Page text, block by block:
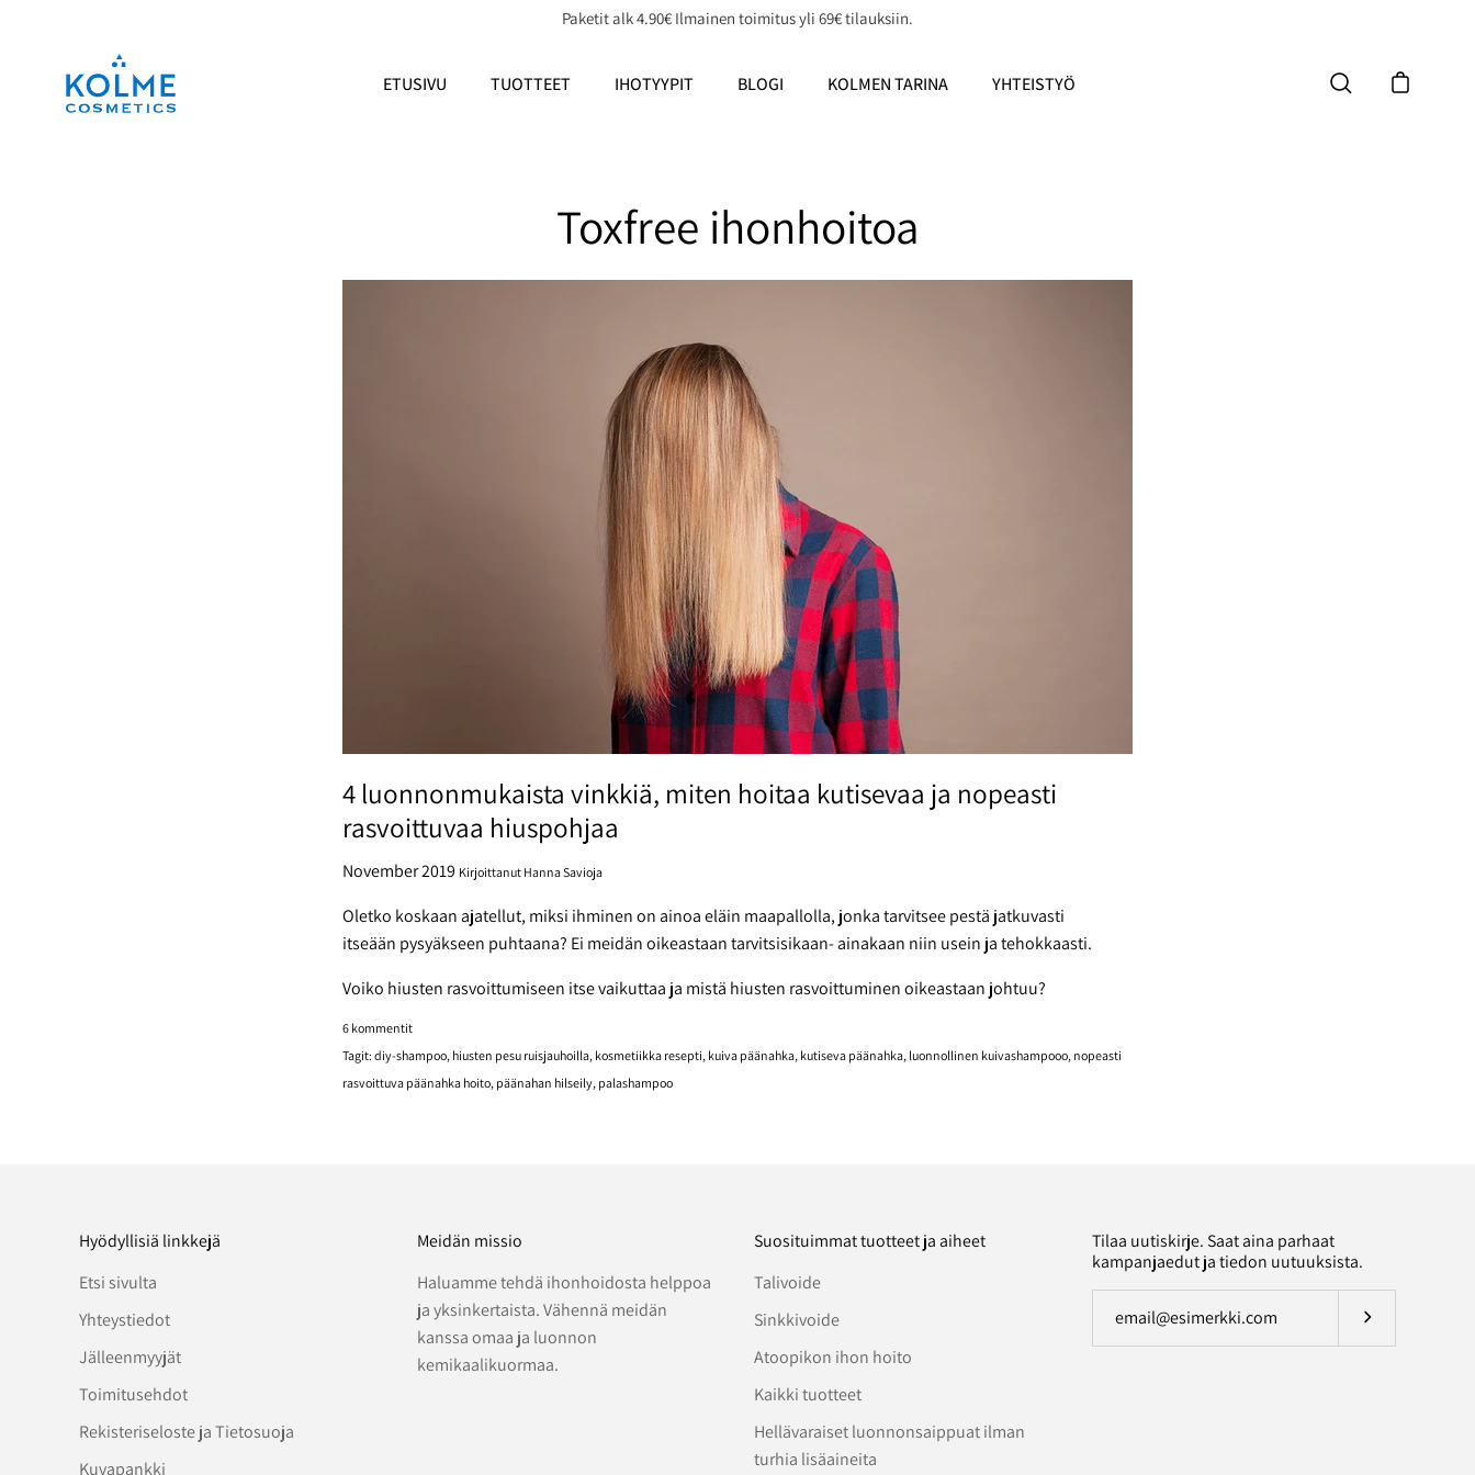
Paketit alk 4.90€ Ilmainen toimitus yli 69€ tilauksiin.
ETUSIVU TUOTTEET IHOTYYPIT BLOGI KOLMEN TARINA YHTEISTYÖ
Avaa hakupalkki
Avaa
Toxfree ihonhoitoa
4 luonnonmukaista vinkkiä, miten hoitaa kutisevaa ja nopeasti
rasvoittuvaa hiuspohjaa
November 2019 Kirjoittanut Hanna Savioja
Oletko koskaan ajatellut, miksi ihminen on ainoa eläin maapallolla, jonka tarvitsee pestä jatkuvasti
itseään pysyäkseen puhtaana? Ei meidän oikeastaan tarvitsisikaan- ainakaan niin usein ja tehokkaasti.
Voiko hiusten rasvoittumiseen itse vaikuttaa ja mistä hiusten rasvoittuminen oikeastaan johtuu?
6 kommentit
Tagit: diy-shampoo hiusten pesu ruisjauhoilla kosmetiikka resepti kuiva päänahka kutiseva päänahka luonnollinen kuivashampooo nopeasti
rasvoittuva päänahka hoito päänahan hilseily palashampoo
Hyödyllisiä linkkejä
Etsi sivulta
Yhteystiedot
Jälleenmyyjät
Toimitusehdot
Rekisteriseloste ja Tietosuoja
Kuvapankki
Meidän missio
Haluamme tehdä ihonhoidosta helppoa
ja yksinkertaista. Vähennä meidän
kanssa omaa ja luonnon
kemikaalikuormaa.
Suosituimmat tuotteet ja aiheet
Talivoide
Sinkkivoide
Atoopikon ihon hoito
Kaikki tuotteet
Hellävaraiset luonnonsaippuat ilman
turhia lisäaineita
Tilaa uutiskirje. Saat aina parhaat
kampanjaedut ja tiedon uutuuksista.
Tilaa uutiskirje